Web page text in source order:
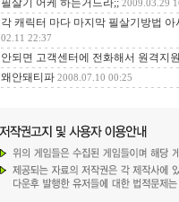
필살기 어케 하는거드라;; 2009.03.29
각 캐릭터 마다 마지막 필살기방법
02.11 22:37
안되면 고객센터에 전화해서 원격지
왜안돼티파 2008.07.10 00:25